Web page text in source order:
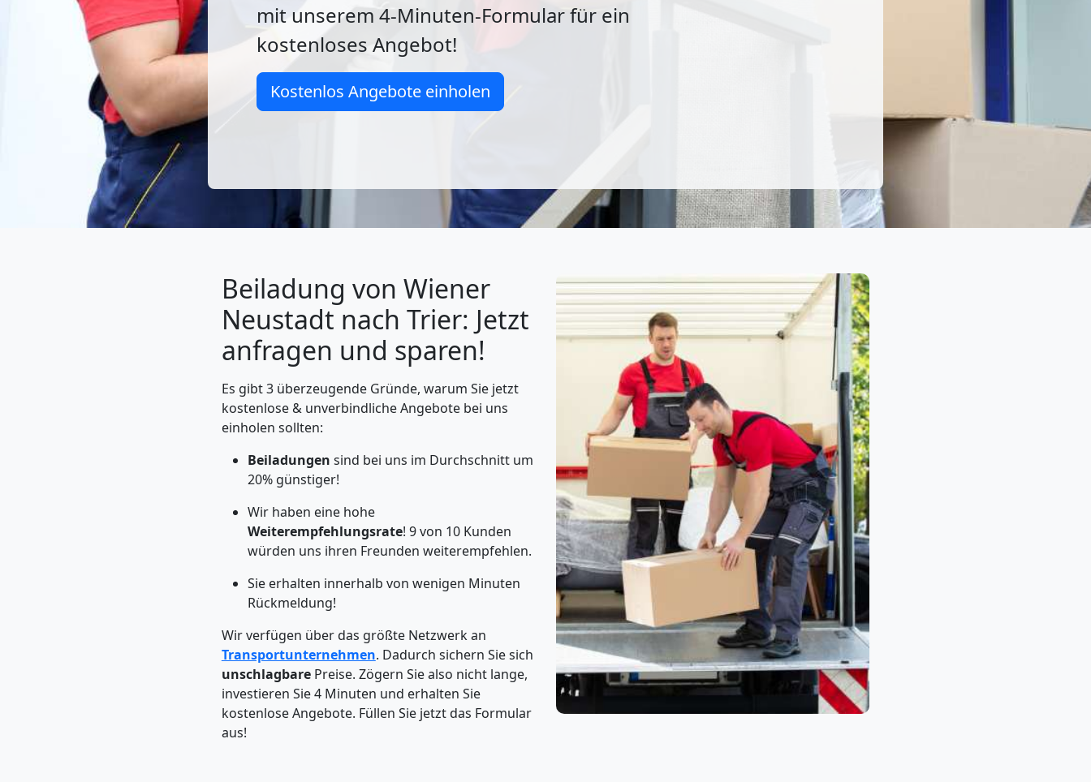
mit unserem 4-Minuten-Formular für ein
kostenloses Angebot!
Kostenlos Angebote einholen
Beiladung von Wiener
Neustadt nach Trier: Jetzt
anfragen und sparen!
Es gibt 3 überzeugende Gründe, warum Sie jetzt
kostenlose & unverbindliche Angebote bei uns
einholen sollten:
Beiladungen sind bei uns im Durchschnitt um
20% günstiger!
Wir haben eine hohe
Weiterempfehlungsrate! 9 von 10 Kunden
würden uns ihren Freunden weiterempfehlen.
Sie erhalten innerhalb von wenigen Minuten
Rückmeldung!
Wir verfügen über das größte Netzwerk an
Transportunternehmen. Dadurch sichern Sie sich
unschlagbare Preise. Zögern Sie also nicht lange,
investieren Sie 4 Minuten und erhalten Sie
kostenlose Angebote. Füllen Sie jetzt das Formular
aus!